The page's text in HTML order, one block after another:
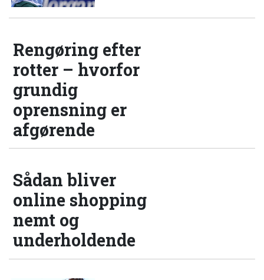
Rengøring efter
rotter – hvorfor
grundig
oprensning er
afgørende
Sådan bliver
online shopping
nemt og
underholdende